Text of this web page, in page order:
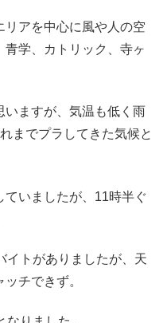
リアを中心に風や人の空
学、カトリック、寺ヶ
いますが、気温も低く雨
までプラしてきた気候と
いましたが、11時半ぐ
イトがありましたが、天
チできず。